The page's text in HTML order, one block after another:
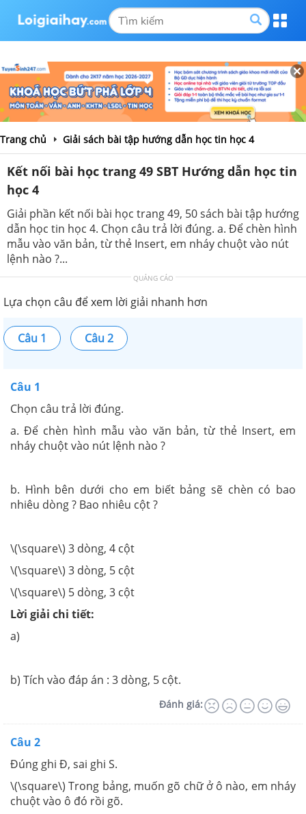
Trang chủ Giải sách bài tập hướng dẫn học tin học 4
Kết nối bài học trang 49 SBT Hướng dẫn học tin
học 4
Giải phần kết nối bài học trang 49, 50 sách bài tập hướng
dẫn học tin học 4. Chọn câu trả lời đúng. a. Để chèn hình
mẫu vào văn bản, từ thẻ Insert, em nháy chuột vào nút
lệnh nào ?...
QUẢNG CÁO
Lựa chọn câu để xem lời giải nhanh hơn
Câu 1 Câu 2
Câu 1
Chọn câu trả lời đúng.
a. Để chèn hình mẫu vào văn bản, từ thẻ Insert, em
nháy chuột vào nút lệnh nào ?
b. Hình bên dưới cho em biết bảng sẽ chèn có bao
nhiêu dòng ? Bao nhiêu cột ?
\(\square\) 3 dòng, 4 cột
\(\square\) 3 dòng, 5 cột
\(\square\) 5 dòng, 3 cột
Lời giải chi tiết:
a)
b) Tích vào đáp án : 3 dòng, 5 cột.
Đánh giá:
Câu 2
Đúng ghi Đ, sai ghi S.
\(\square\) Trong bảng, muốn gõ chữ ở ô nào, em nháy
chuột vào ô đó rồi gõ.